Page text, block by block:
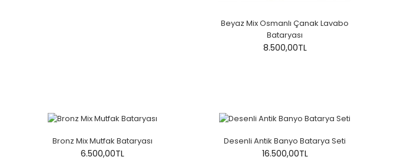
Beyaz Mix Osmanlı Çanak Lavabo
Bataryası
8.500,00TL
Bronz Mix Mutfak Bataryası
6.500,00TL
Desenli Antik Banyo Batarya Seti
16.500,00TL